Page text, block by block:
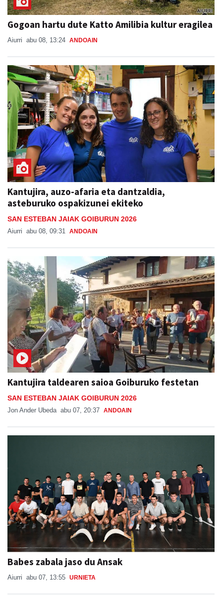
Gogoan hartu dute Katto Amilibia kultur eragilea
Aiurri abu 08, 13:24 ANDOAIN
Kantujira, auzo-afaria eta dantzaldia,
asteburuko ospakizunei ekiteko
SAN ESTEBAN JAIAK GOIBURUN 2026
Aiurri abu 08, 09:31 ANDOAIN
Kantujira taldearen saioa Goiburuko festetan
SAN ESTEBAN JAIAK GOIBURUN 2026
Jon Ander Ubeda abu 07, 20:37 ANDOAIN
Babes zabala jaso du Ansak
Aiurri abu 07, 13:55 URNIETA